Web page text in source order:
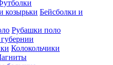
Бейсболки и
Рубашки поло
Колокольчики